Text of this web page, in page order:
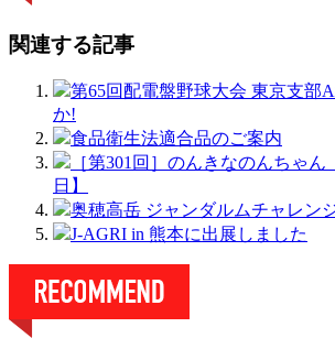
関連する記事
第65回配電盤野球大会 東京支部
か!
食品衛生法適合品のご案内
［第301回］のんきなのんちゃ
日】
奥穂高岳 ジャンダルムチャレン
J-AGRI in 熊本に出展しました